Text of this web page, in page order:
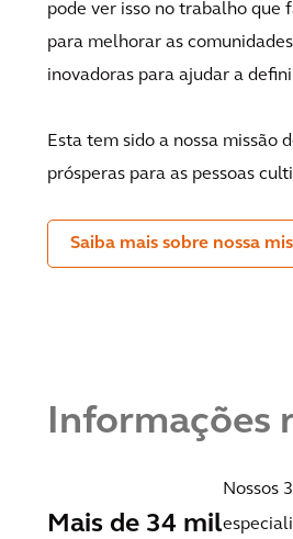
pode ver isso no trabalho que
para melhorar as
inovadoras para ajudar a
Esta tem sido a nossa
prósperas para as pessoas
Saiba mais sobre nossa
Informações
Mais de 34 mil
Nossos